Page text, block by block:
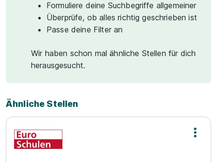
Formuliere deine Suchbegriffe allgemeiner
Überprüfe, ob alles richtig geschrieben ist
Passe deine Filter an
Wir haben schon mal ähnliche Stellen für dich
herausgesucht.
Ähnliche Stellen